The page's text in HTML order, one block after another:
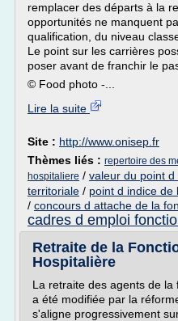
remplacer des départs à la
opportunités ne manquent
qualification, du niveau
Le point sur les carrières
poser avant de franchir le
© Food photo -...
Lire la suite
Site : http://www.onisep.fr
Thèmes liés : repertoire des
hospitaliere / valeur du point
territoriale / point d indice de
/ concours d attache de la
cadres d emploi
Retraite de la
Hospitalière
La retraite des agents de
a été modifiée par la
s'aligne progressivement